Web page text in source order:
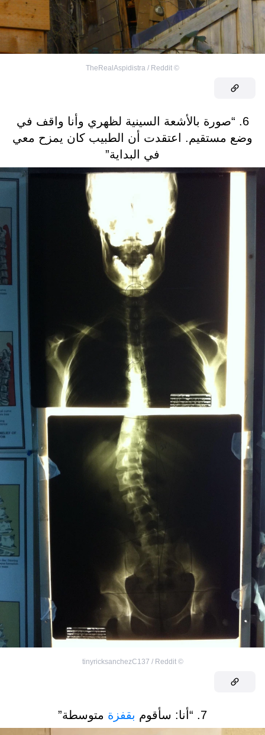
©
TheRealAspidistra / Reddit
6. “صورة بالأشعة السينية لظهري وأنا واقف في
وضع مستقيم. اعتقدت أن الطبيب كان يمزح معي
في البداية”
©
tinyricksanchezC137 / Reddit
7. “أنا: سأقوم بقفزة متوسطة”